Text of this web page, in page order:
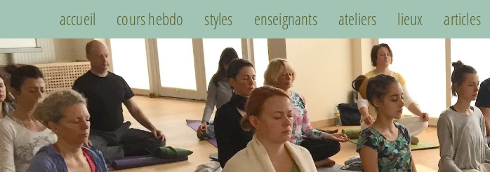
accueil cours hebdo styles enseignants ateliers lieux articles